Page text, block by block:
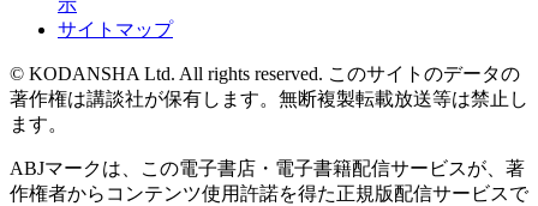
示
サイトマップ
© KODANSHA Ltd. All rights reserved. このサイトのデータの
著作権は講談社が保有します。無断複製転載放送等は禁止し
ます。
ABJマークは、この電子書店・電子書籍配信サービスが、著
作権者からコンテンツ使用許諾を得た正規版配信サービスで